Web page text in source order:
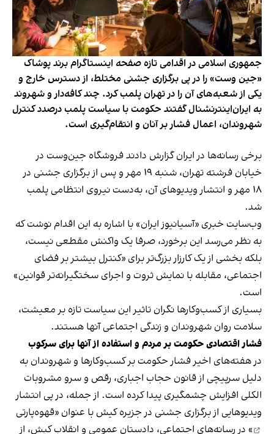
جمهوری اسلامی در اقدامی تازه صفحه اینستاگرام برند پوشاک
«جین وست» را در پی برگزاری جشنی مختلط، از دسترس خارج و
یکی از شعبه‌های آن را در تهران پلمب کرد. چند کافه‌‌دار و شهروند
به ایران‌اینترنشنال گفتند حکومت با سیاست پلمب درصدد کنترل
شهروندان، اعمال فشار بر آنان و انتقام‌گیری است.
برخی رسانه‌ها در ایران گزارش دادند فروشگاه جین‌وست در
خیابان فرشته تهران، شنبه ۱۹ مهر و پس از برگزاری جشنی در
۱۸ مهر و انتشار ویدیوهای آن، به‌دست نیروی انتظامی پلمب
شد.
وب‌سایت خبری «آسیانیوز ایران» با اشاره به این اقدام نوشت که
به نظر می‌رسد این برخورد، صرفا یک واکنش مقطعی نیست،
بلکه بخشی از یک کارزار بزرگ‌تر برای «کنترل بیشتر بر فضای
اجتماعی، مقابله با نمایش ثروت و اجرای سختگیرانه‌تر قوانین»
است.
بسیاری از کسب‌وکارها نگران تاثیر این سیاست‌ تازه بر معیشت،
سلامت روان شهروندان و زندگی اجتماعی آنها هستند.
فشار اقتصادی حکومت بر مردم و استفاده از آنها برای سرکوب
در هفته‌های اخیر فشار حکومت بر کسب‌وکارها و شهروندان به
دلیل سرپیچی از قانون حجاب اجباری، رقص و سرو مشروبات
الکلی افزایش چشمگیری پیدا کرده است. از جمله، در پی انتشار
ویدیوهایی از برگزاری جشنی در جزیره کیش با عنوان «قهوه‌پارتی
» در رسانه‌های اجتماعی، دادستان عمومی و انقلاب کیش، از